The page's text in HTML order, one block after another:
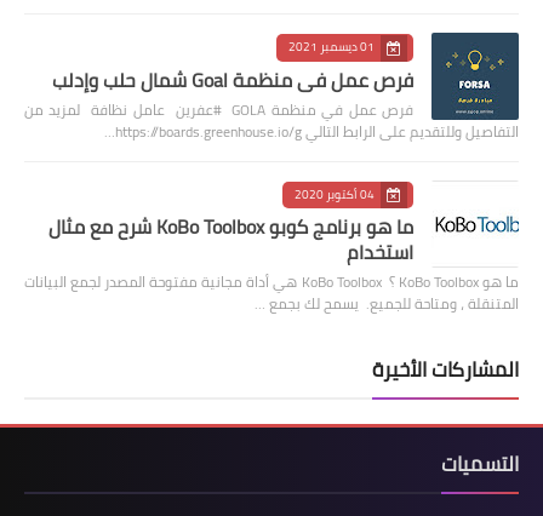
01 ديسمبر 2021
فرص عمل في منظمة Goal شمال حلب وإدلب
فرص عمل في منظمة GOLA #عفرين عامل نظافة لمزيد من
التفاصيل وللتقديم على الرابط التالي https://boards.greenhouse.io/g…
04 أكتوبر 2020
ما هو برنامج كوبو KoBo Toolbox شرح مع مثال
استخدام
ما هو KoBo Toolbox ؟ KoBo Toolbox هي أداة مجانية مفتوحة المصدر لجمع البيانات
المتنقلة ، ومتاحة للجميع. يسمح لك بجمع …
المشاركات الأخيرة
التسميات